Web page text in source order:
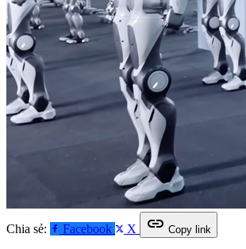
Chia sẻ: Facebook X link Copy link